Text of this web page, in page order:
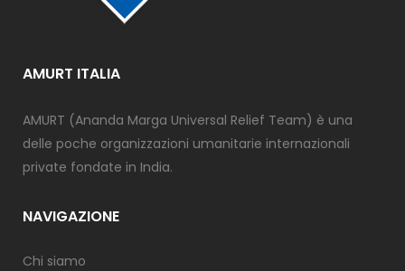
AMURT ITALIA
AMURT (Ananda Marga Universal Relief Team) è una
delle poche organizzazioni umanitarie internazionali
private fondate in India.
NAVIGAZIONE
Chi siamo